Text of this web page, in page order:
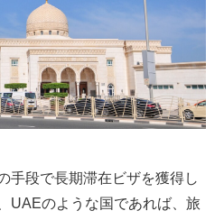
手段で長期滞在ビザを獲得し
UAEのような国であれば、旅